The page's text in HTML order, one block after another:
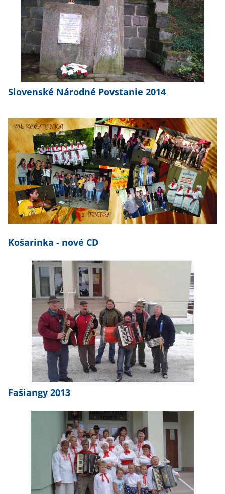
Slovenské Národné Povstanie 2014
Košarinka - nové CD
Fašiangy 2013